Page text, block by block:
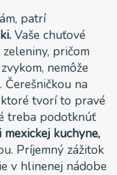
patrí
Vaše chuťové
pričom
nemôže
na
ktoré tvorí to pravé
treba podotknúť
kuchyne,
Príjemný zážitok
v hlinenej nádobe